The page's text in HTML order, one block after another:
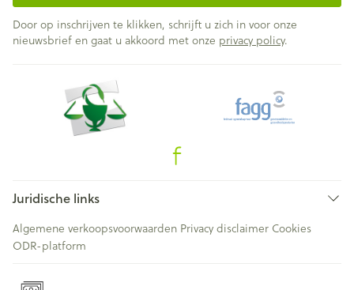
Door op inschrijven te klikken, schrijft u zich in voor onze
nieuwsbrief en gaat u akkoord met onze privacy policy.
Juridische links
Algemene verkoopsvoorwaarden Privacy disclaimer Cookies
ODR-platform